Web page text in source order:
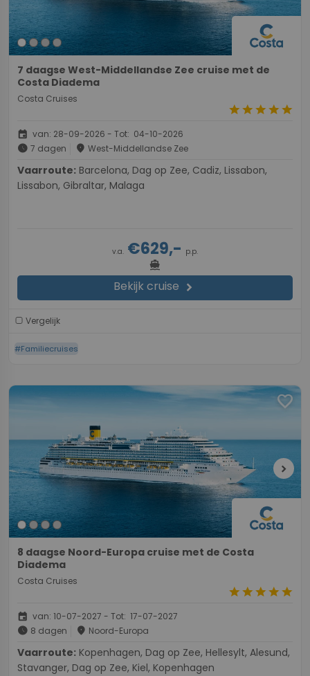
7 daagse West-Middellandse Zee cruise met de
Costa Diadema
Costa Cruises
starstarstarstarstar
event van: 28-09-2026 - Tot: 04-10-2026
schedule 7 dagen place West-Middellandse Zee
Vaarroute:
Lissabon, Gibraltar, Malaga
v.a. €629,- p.p.
directions_boat
Bekijk cruise chevron_right
Vergelijk
#Familiecruises
favorite
chevron_right
8 daagse Noord-Europa cruise met de Costa
Diadema
Costa Cruises
starstarstarstarstar
event van: 10-07-2027 - Tot: 17-07-2027
schedule 8 dagen place Noord-Europa
Vaarroute:
Stavanger, Dag op Zee, Kiel, Kopenhagen